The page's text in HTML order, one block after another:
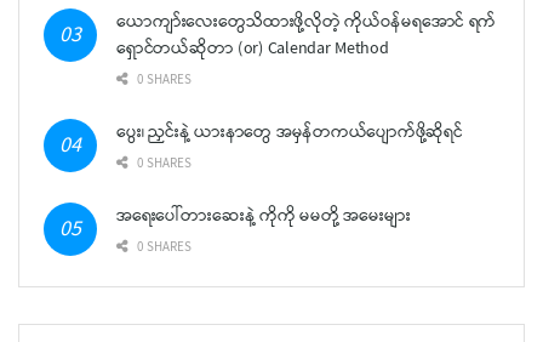
ယောကျာ်းလေးတွေသိထားဖို့လိုတဲ့ ကိုယ်ဝန်မရအောင် ရက်
ရှောင်တယ်ဆိုတာ (or) Calendar Method
0 SHARES
ပွေး၊ ညှင်းနဲ့ ယားနာတွေ အမှန်တကယ်ပျောက်ဖို့ဆိုရင်
0 SHARES
အရေးပေါ်တားဆေးနဲ့ ကိုကို မမတို့ အမေးများ
0 SHARES